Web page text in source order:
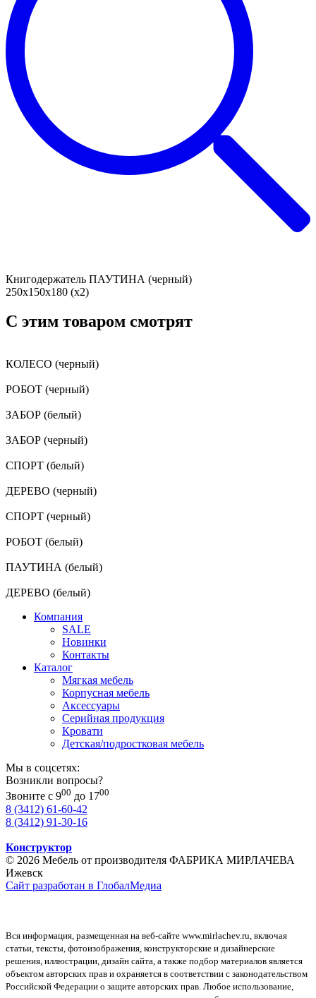
Книгодержатель ПАУТИНА (черный)
250х150х180 (х2)
C этим товаром смотрят
КОЛЕСО (черный)
РОБОТ (черный)
ЗАБОР (белый)
ЗАБОР (черный)
СПОРТ (белый)
ДЕРЕВО (черный)
СПОРТ (черный)
РОБОТ (белый)
ПАУТИНА (белый)
ДЕРЕВО (белый)
Компания
SALE
Новинки
Контакты
Каталог
Мягкая мебель
Корпусная мебель
Аксессуары
Серийная продукция
Кровати
Детская/подростковая мебель
Мы в соцсетях:
Возникли вопросы?
Звоните с 900 до 1700
8 (3412) 61-60-42
8 (3412) 91-30-16
Конструктор
© 2026 Мебель от производителя ФАБРИКА МИРЛАЧЕВА
Ижевск
Сайт разработан в ГлобалМедиа
Вся информация, размещенная на веб-сайте www.mirlachev.ru, включая
статьи, тексты, фотоизображения, конструкторские и дизайнерские
решения, иллюстрации, дизайн сайта, а также подбор материалов является
объектом авторских прав и охраняется в соответствии с законодательством
Российской Федерации о защите авторских прав. Любое использование,